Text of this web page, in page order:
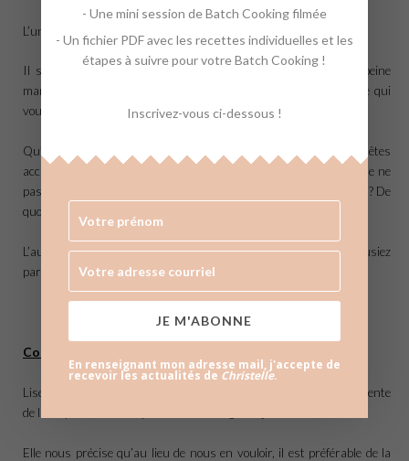
L’une des étapes est de devenir conscient de ce que l’on vit.
Il se peut par exemple que durant une journée vous ayez à peine
mangé, puis vous avez perdu le contrôle et avez mangé tout ce qui
vous passait sous la main en début de soirée.
Qu’avez-vous vécu durant cette journée ? Est-ce que vous vous êtes
accusé de quelques chose ? Est-ce que vous vous en êtes voulu de ne
pas avoir suffisamment préparé le travail que vous deviez rendre ? De
quoi vous accusez vous ?
L’auteure nous indique qu’il est fort probable que vous vous accusiez
par la suite de la même chose à propos de votre alimentation.
Comprendre sa culpabilité
Lise Bourbeau nous prévient qu’il est fort probable que l’on ressente
de la culpabilité en remplissant notre registre journalier !
Elle nous précise qu’au lieu de nous en vouloir, il est préférable de la
- Une mini session de Batch Cooking filmée
- Un fichier PDF avec les recettes individuelles et les
étapes à suivre pour votre Batch Cooking !
Inscrivez-vous ci-dessous !
JE M'ABONNE
En renseignant mon adresse mail, j'accepte de
recevoir les actualités de Christelle.